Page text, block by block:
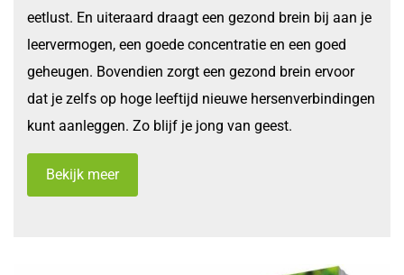
eetlust. En uiteraard draagt een gezond brein bij aan je
leervermogen, een goede concentratie en een goed
geheugen. Bovendien zorgt een gezond brein ervoor
dat je zelfs op hoge leeftijd nieuwe hersenverbindingen
kunt aanleggen. Zo blijf je jong van geest.
Bekijk meer